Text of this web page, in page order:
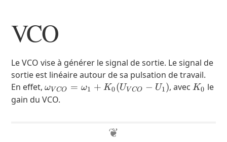
VCO
Le VCO vise à générer le signal de sortie. Le signal de
sortie est linéaire autour de sa pulsation de travail.
En effet,\omega_{VCO}
= \omega_{1}
K_0(U_{VCO}
ωV CO = ω1 + K0(UV CO − U1), avecK_0
K0 le
gain du VCO.